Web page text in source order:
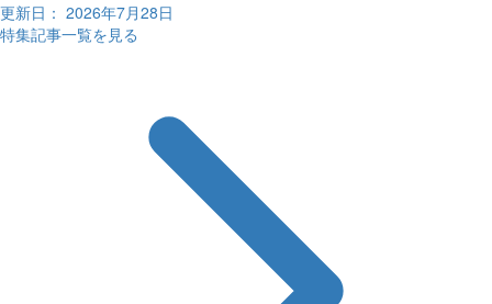
更新日： 2026年7月28日
特集記事一覧を見る